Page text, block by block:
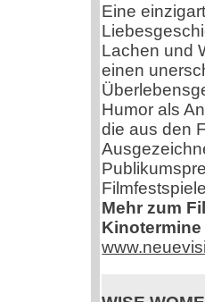
Eine
Lachen und
einen
Humor als
die aus den
Mehr zum